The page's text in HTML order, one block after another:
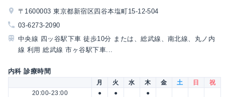
〒1600003 東京都新宿区四谷本塩町15-12-504
03-6273-2090
中央線 四ッ谷駅下車 徒歩10分 または、総武線、南北線、丸ノ内
線 利用 総武線 市ヶ谷駅下車...
内科 診療時間
月 火 水 木 金 土 日
祝
20:00-23:00
● ● ●